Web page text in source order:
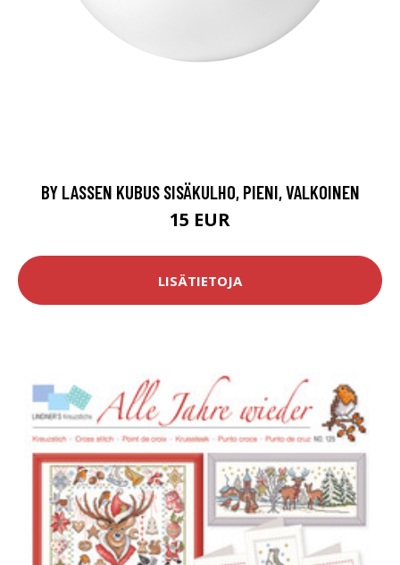
BY LASSEN KUBUS SISÄKULHO, PIENI, VALKOINEN
15 EUR
LISÄTIETOJA